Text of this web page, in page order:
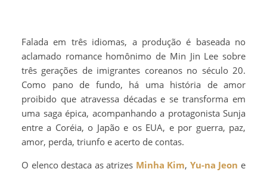
Falada em três idiomas, a produção é baseada no
aclamado romance homônimo de Min Jin Lee sobre
três gerações de imigrantes coreanos no século 20.
Como pano de fundo, há uma história de amor
proibido que atravessa décadas e se transforma em
uma saga épica, acompanhando a protagonista Sunja
entre a Coréia, o Japão e os EUA, e por guerra, paz,
amor, perda, triunfo e acerto de contas.
O elenco destaca as atrizes Minha Kim, Yu-na Jeon e